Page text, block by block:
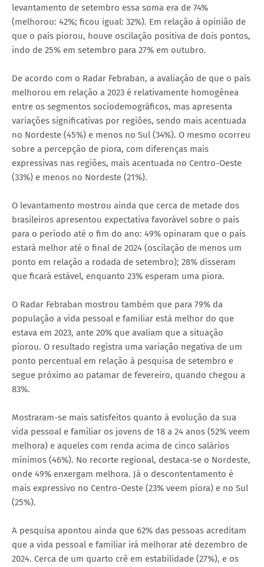
levantamento de setembro essa soma era de 74%
(melhorou: 42%; ficou igual: 32%). Em relação à opinião de
que o país piorou, houve oscilação positiva de dois pontos,
indo de 25% em setembro para 27% em outubro.
De acordo com o Radar Febraban, a avaliação de que o país
melhorou em relação a 2023 é relativamente homogênea
entre os segmentos sociodemográficos, mas apresenta
variações significativas por regiões, sendo mais acentuada
no Nordeste (45%) e menos no Sul (34%). O mesmo ocorreu
sobre a percepção de piora, com diferenças mais
expressivas nas regiões, mais acentuada no Centro-Oeste
(33%) e menos no Nordeste (21%).
O levantamento mostrou ainda que cerca de metade dos
brasileiros apresentou expectativa favorável sobre o país
para o período até o fim do ano: 49% opinaram que o país
estará melhor até o final de 2024 (oscilação de menos um
ponto em relação a rodada de setembro); 28% disseram
que ficará estável, enquanto 23% esperam uma piora.
O Radar Febraban mostrou também que para 79% da
população a vida pessoal e familiar está melhor do que
estava em 2023, ante 20% que avaliam que a situação
piorou. O resultado registra uma variação negativa de um
ponto percentual em relação à pesquisa de setembro e
segue próximo ao patamar de fevereiro, quando chegou a
83%.
Mostraram-se mais satisfeitos quanto à evolução da sua
vida pessoal e familiar os jovens de 18 a 24 anos (52% veem
melhora) e aqueles com renda acima de cinco salários
mínimos (46%). No recorte regional, destaca-se o Nordeste,
onde 49% enxergam melhora. Já o descontentamento é
mais expressivo no Centro-Oeste (23% veem piora) e no Sul
(25%).
A pesquisa apontou ainda que 62% das pessoas acreditam
que a vida pessoal e familiar irá melhorar até dezembro de
2024. Cerca de um quarto crê em estabilidade (27%), e os